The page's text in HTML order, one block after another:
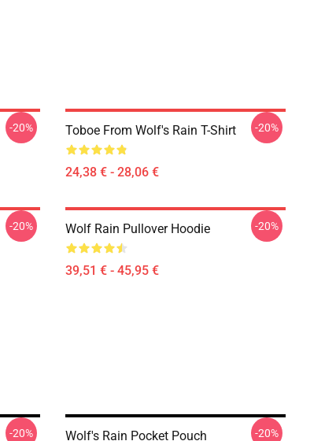
-20% Toboe From Wolf's Rain T-Shirt
24,38 € - 28,06 €
-20%
-20% Wolf Rain Pullover Hoodie
39,51 € - 45,95 €
-20%
-20% Wolf's Rain Pocket Pouch -20%